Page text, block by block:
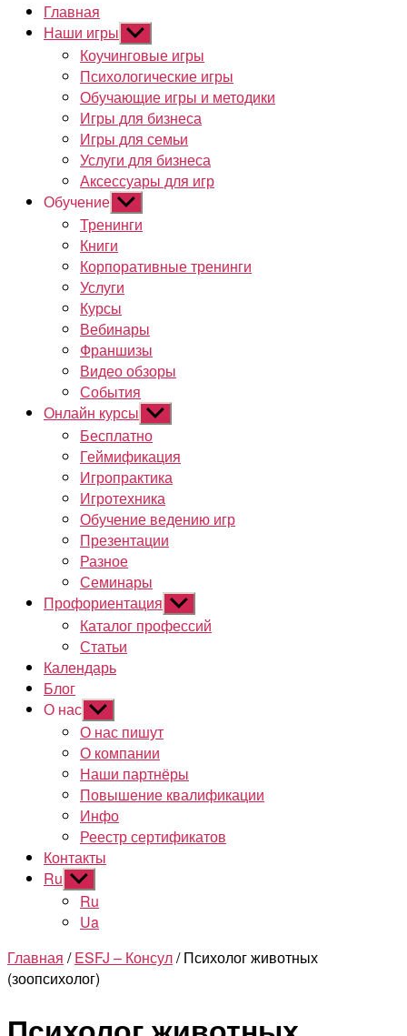
Главная
Наши игры Показывать
подменю
Коучинговые игры
Психологические игры
Обучающие игры и методики
Игры для бизнеса
Игры для семьи
Услуги для бизнеса
Аксессуары для игр
Обучение Показывать
подменю
Тренинги
Книги
Корпоративные тренинги
Услуги
Курсы
Вебинары
Франшизы
Видео обзоры
События
Онлайн курсы Показывать
подменю
Бесплатно
Геймификация
Игропрактика
Игротехника
Обучение ведению игр
Презентации
Разное
Семинары
Профориентация Показывать
подменю
Каталог профессий
Статьи
Календарь
Блог
О нас Показывать
подменю
О нас пишут
О компании
Наши партнёры
Повышение квалификации
Инфо
Реестр сертификатов
Контакты
Ru Показывать
подменю
Ru
Ua
Главная /ESFJ – Консул/ Психолог животных
(зоопсихолог)